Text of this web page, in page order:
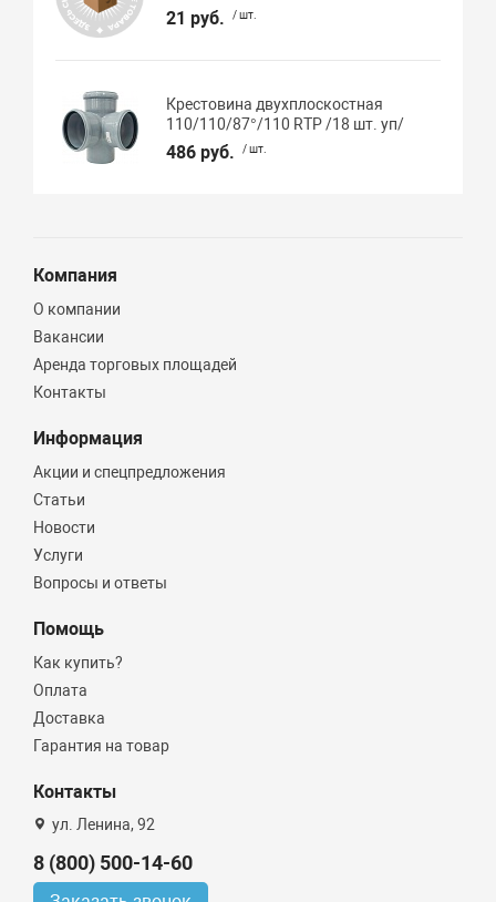
21 руб. / шт.
Крестовина двухплоскостная
110/110/87°/110 RTP /18 шт. уп/
486 руб. / шт.
Компания
О компании
Вакансии
Аренда торговых площадей
Контакты
Информация
Акции и спецпредложения
Статьи
Новости
Услуги
Вопросы и ответы
Помощь
Как купить?
Оплата
Доставка
Гарантия на товар
Контакты
ул. Ленина, 92
8 (800) 500-14-60